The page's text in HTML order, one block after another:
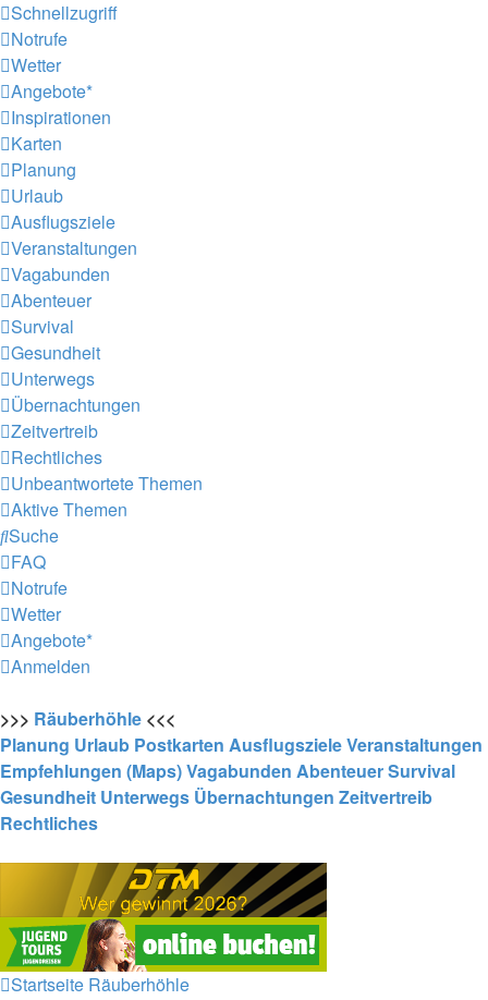
Schnellzugriff
Notrufe
Wetter
Angebote*
Inspirationen
Karten
Planung
Urlaub
Ausflugsziele
Veranstaltungen
Vagabunden
Abenteuer
Survival
Gesundheit
Unterwegs
Übernachtungen
Zeitvertreib
Rechtliches
Unbeantwortete Themen
Aktive Themen
Suche
FAQ
Notrufe
Wetter
Angebote*
Anmelden
>>> Räuberhöhle <<<
Planung Urlaub Postkarten AusflugszieleVeranstaltungen
Empfehlungen (Maps)Vagabunden AbenteuerSurvival
Gesundheit Unterwegs Übernachtungen Zeitvertreib
Rechtliches
Startseite Räuberhöhle